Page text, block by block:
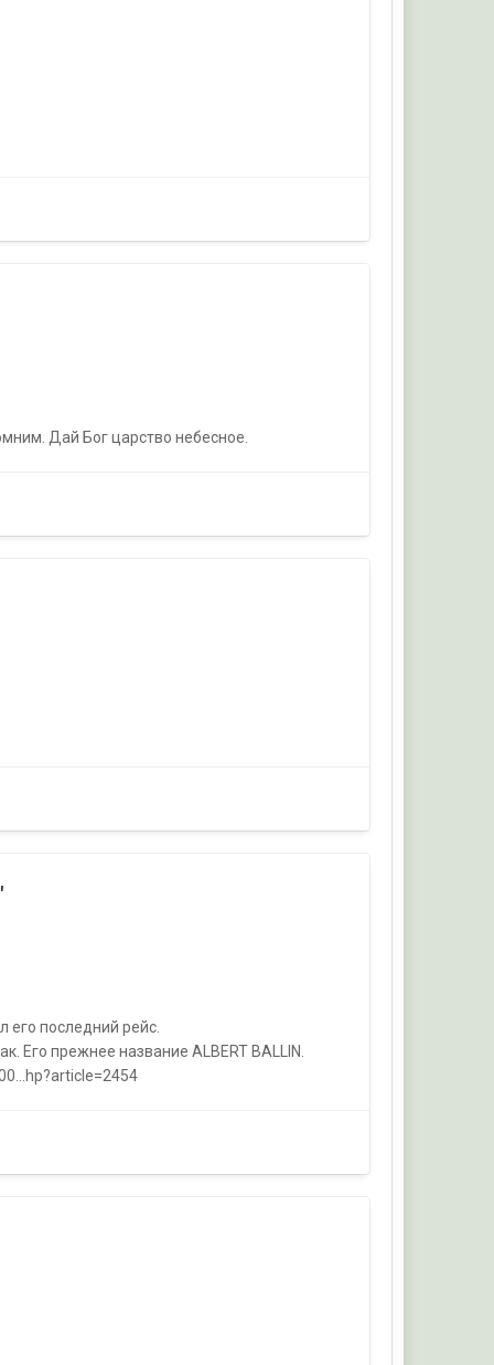
Дай Бог царство небесное.
его последний рейс.
Его прежнее название ALBERT BALLIN.